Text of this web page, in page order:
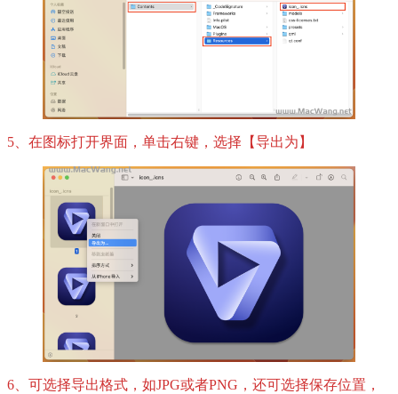
5、在图标打开界面，单击右键，选择【导出为】
6、可选择导出格式，如JPG或者PNG，还可选择保存位置，